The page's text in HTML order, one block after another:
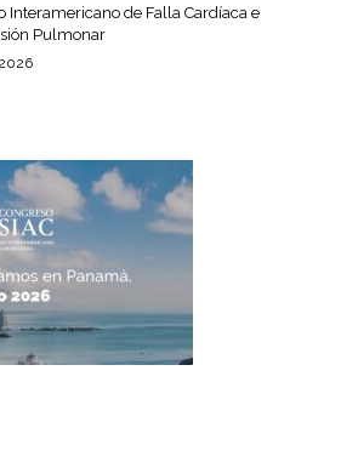
Interamericano de Falla Cardíaca e
Pulmonar